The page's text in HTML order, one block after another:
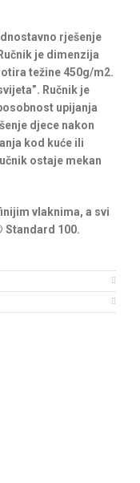
rješenje
je dimenzija
težine 450g/m2.
Ručnik je
upijanja
djece nakon
kod kuće ili
ostaje mekan
vlaknima, a svi
100.